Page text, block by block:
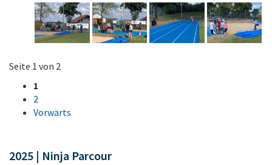
Seite 1 von 2
1
2
Vorwärts
2025 | Ninja Parcour